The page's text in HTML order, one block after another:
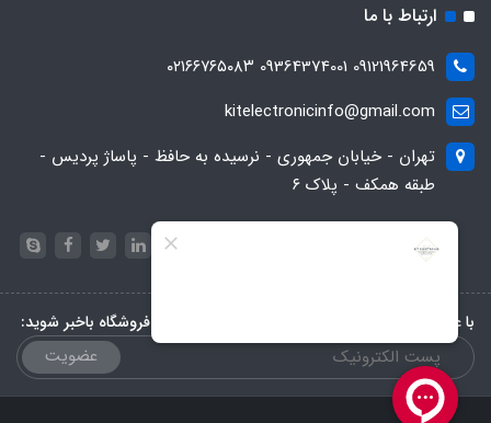
ارتباط با ما
09121964659 09364374001 ۰۲۱۶۶۷۶۵۰۸۳
kitelectronicinfo@gmail.com
تهران - خیابان جمهوری - نرسیده به حافظ - پاساژ پردیس -
طبقه همکف - پلاک ۶
با عضویت در خبرنامه، از تخفیف‌ها و جدیدترین‌های فروشگاه باخبر شوید:
عضویت